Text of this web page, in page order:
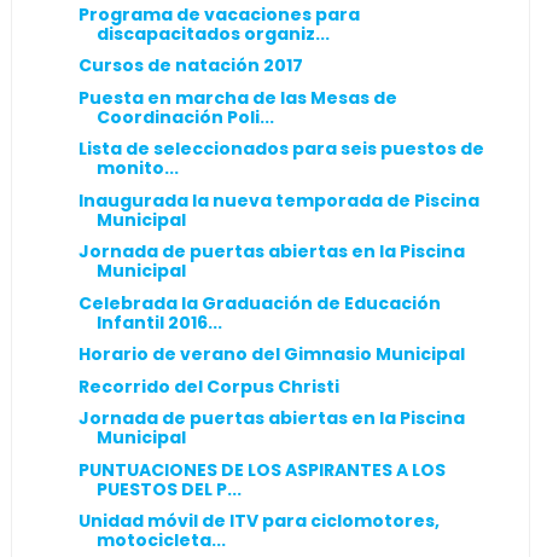
Programa de vacaciones para
discapacitados organiz...
Cursos de natación 2017
Puesta en marcha de las Mesas de
Coordinación Poli...
Lista de seleccionados para seis puestos de
monito...
Inaugurada la nueva temporada de Piscina
Municipal
Jornada de puertas abiertas en la Piscina
Municipal
Celebrada la Graduación de Educación
Infantil 2016...
Horario de verano del Gimnasio Municipal
Recorrido del Corpus Christi
Jornada de puertas abiertas en la Piscina
Municipal
PUNTUACIONES DE LOS ASPIRANTES A LOS
PUESTOS DEL P...
Unidad móvil de ITV para ciclomotores,
motocicleta...